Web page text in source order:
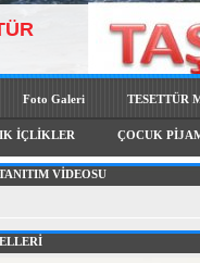
Foto Galeri TESETTÜR
İÇLİKLER ÇOCUK
VİDEOSU